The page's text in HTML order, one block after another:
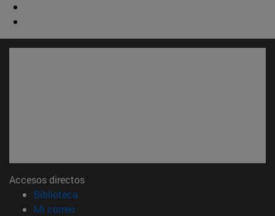
Accesos directos
Biblioteca
Mi correo(abre en nueva ventana)